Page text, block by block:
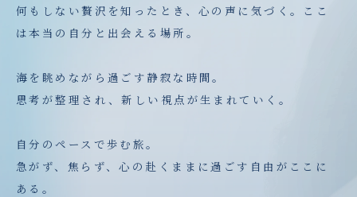
何もしない贅沢を知ったとき、心の声に気づく。ここ
は本当の自分と出会える場所。
海を眺めながら過ごす静寂な時間。
思考が整理され、新しい視点が生まれていく。
自分のペースで歩む旅。
急がず、焦らず、心の赴くままに過ごす自由がここに
ある。